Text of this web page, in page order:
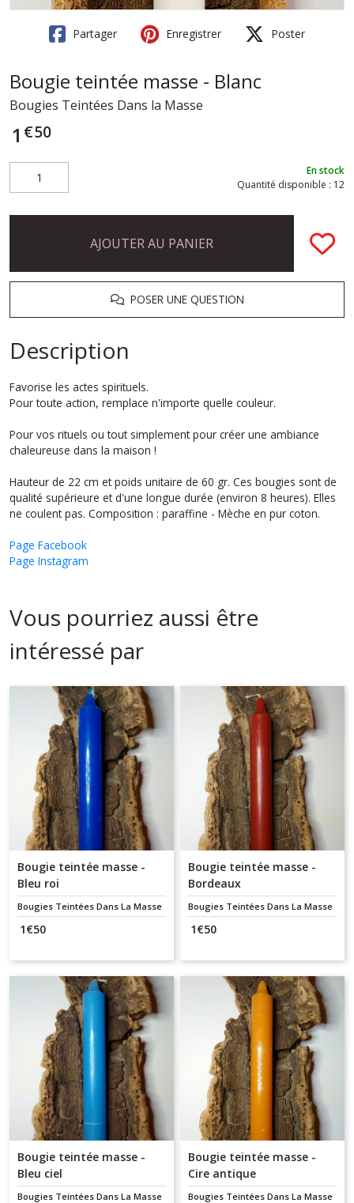
Partager Enregistrer Poster
Bougie teintée masse - Blanc
Bougies Teintées Dans la Masse
1 €50
En stock
Quantité disponible : 12
AJOUTER AU PANIER
POSER UNE QUESTION
Description
Favorise les actes spirituels.
Pour toute action, remplace n'importe quelle couleur.
Pour vos rituels ou tout simplement pour créer une ambiance
chaleureuse dans la maison !
Hauteur de 22 cm et poids unitaire de 60 gr. Ces bougies sont de
qualité supérieure et d'une longue durée (environ 8 heures). Elles
ne coulent pas. Composition : paraffine - Mèche en pur coton.
Page Facebook
Page Instagram
Vous pourriez aussi être
intéressé par
Bougie teintée masse -
Bleu roi
Bougies Teintées Dans La Masse
1€50
Bougie teintée masse -
Bordeaux
Bougies Teintées Dans La Masse
1€50
Bougie teintée masse -
Bleu ciel
Bougies Teintées Dans La Masse
Bougie teintée masse -
Cire antique
Bougies Teintées Dans La Masse